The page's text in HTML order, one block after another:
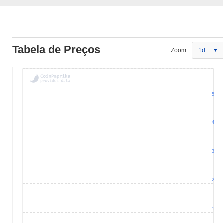
Tabela de Preços Zoom: 1d
1
2
3
4
5